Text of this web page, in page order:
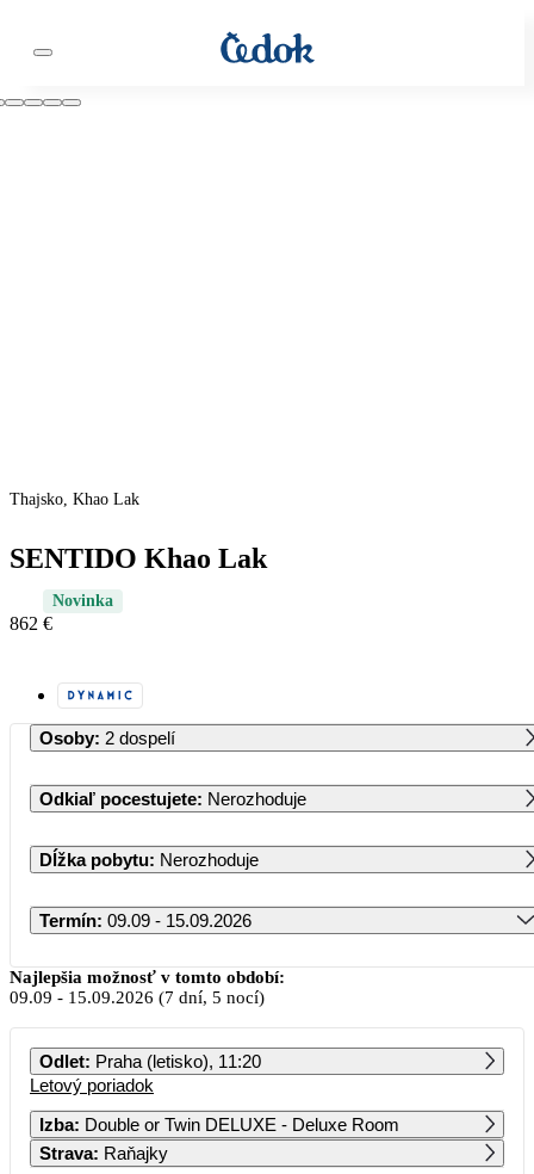
Thajsko, Khao Lak
SENTIDO Khao Lak
Novinka
862 €
Osoby: 2 dospelí
Odkiaľ pocestujete: Nerozhoduje
Dĺžka pobytu: Nerozhoduje
Termín: 09.09 - 15.09.2026
September 2026
PO UT ST ŠT PI SO NE
1 211 1 040 1 171 1 061 1 092 1 021
7
Najlepšia možnosť v tomto období:
09.09 - 15.09.2026 (7 dní, 5 nocí)
Odlet: Praha (letisko), 11:20
Letový poriadok
Izba: Double or Twin DELUXE - Deluxe Room
Strava: Raňajky